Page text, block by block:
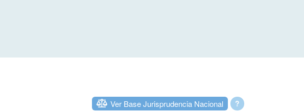
?
Ver Base Jurisprudencia Nacional